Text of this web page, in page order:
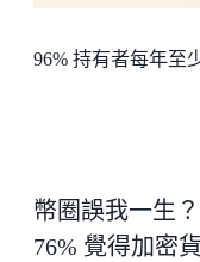
96% 持有者每年至
幣圈誤我一生
76% 覺得加密